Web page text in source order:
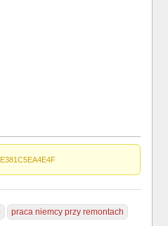
praca niemcy przy remontach